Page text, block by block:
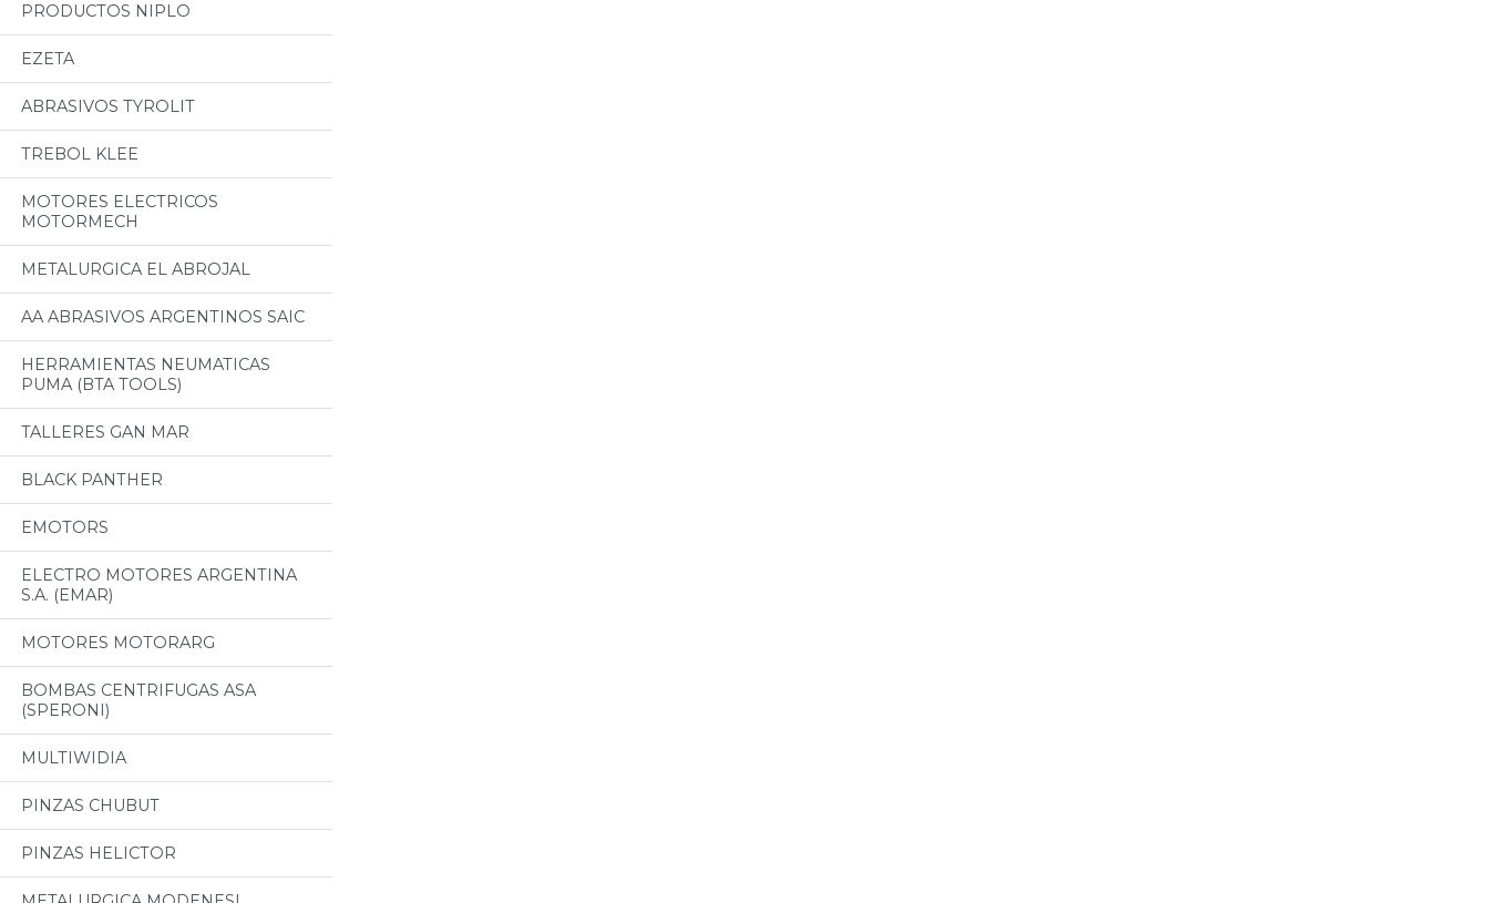
PRODUCTOS NIPLO
EZETA
ABRASIVOS TYROLIT
TREBOL KLEE
MOTORES ELECTRICOS
MOTORMECH
METALURGICA EL ABROJAL
AA ABRASIVOS ARGENTINOS SAIC
HERRAMIENTAS NEUMATICAS
PUMA (BTA TOOLS)
TALLERES GAN MAR
BLACK PANTHER
EMOTORS
ELECTRO MOTORES ARGENTINA
S.A. (EMAR)
MOTORES MOTORARG
BOMBAS CENTRIFUGAS ASA
(SPERONI)
MULTIWIDIA
PINZAS CHUBUT
PINZAS HELICTOR